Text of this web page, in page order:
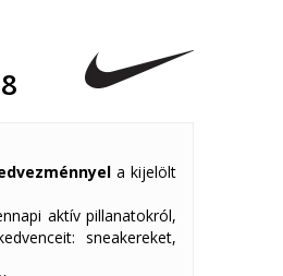
a kijelölt
aktív pillanatokról,
sneakereket,